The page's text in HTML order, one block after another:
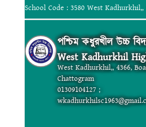
School Code : 3580 West
পশ্চিম কধুরখীল উচ্চ
West Kadhurkhil
West Kadhurkhil,, 4366,
Chattogram
01309104127 ;